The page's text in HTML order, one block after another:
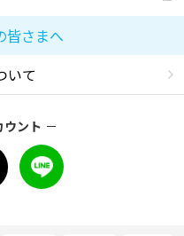
皆さまへ
いて
ウント